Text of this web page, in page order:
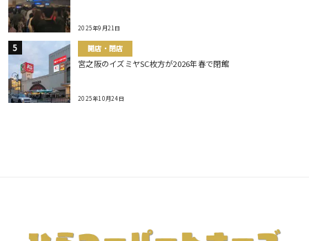
2025年9月21日
開店・閉店
宮之阪のイズミヤSC枚方が2026年春で閉館
2025年10月24日